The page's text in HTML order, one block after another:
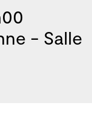
- Salle